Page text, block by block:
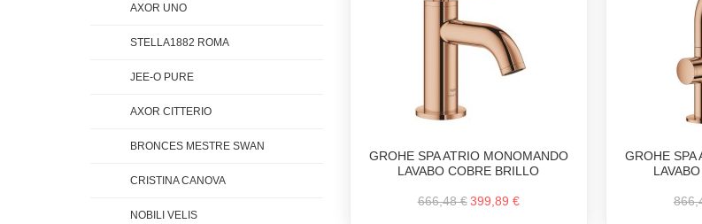
GROHE SPA ATRIO MONOMANDO
LAVABO COBRE BRILLO
666,48 € 399,89 €
GROHE SPA
AXOR UNO
STELLA1882 ROMA
JEE-O PURE
AXOR CITTERIO
BRONCES MESTRE SWAN
CRISTINA CANOVA
NOBILI VELIS